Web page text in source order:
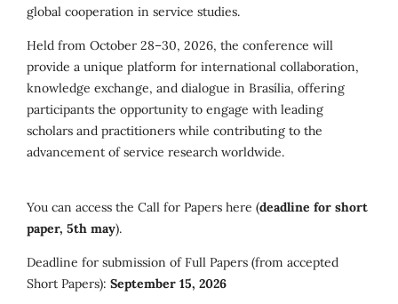
global cooperation in service studies.
Held from October 28–30, 2026, the conference will
provide a unique platform for international collaboration,
knowledge exchange, and dialogue in Brasília, offering
participants the opportunity to engage with leading
scholars and practitioners while contributing to the
advancement of service research worldwide.
You can access the Call for Papers here (deadline for short
paper, 5th may).
Deadline for submission of Full Papers (from accepted
Short Papers): September 15, 2026